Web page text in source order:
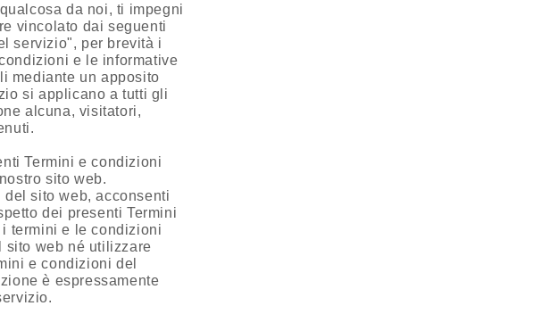
da noi, ti impegni
vincolato dai seguenti
servizio", per brevità i
e le informative
mediante un apposito
si applicano a tutti gli
alcuna, visitatori,
Termini e condizioni
sito web.
sito web, acconsenti
dei presenti Termini
termini e le condizioni
sito web né utilizzare
e condizioni del
è espressamente